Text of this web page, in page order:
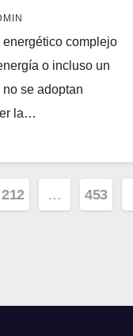
complejo
o incluso un
se adoptan
la…
212 … 453